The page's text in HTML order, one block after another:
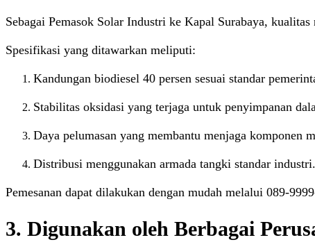
Sebagai Pemasok Solar Industri ke Kapal Surabaya,
Spesifikasi yang ditawarkan meliputi:
Kandungan biodiesel 40 persen sesuai standar
Stabilitas oksidasi yang terjaga untuk penyimpanan
Daya pelumasan yang membantu menjaga komponen
Distribusi menggunakan armada tangki standar industri.
Pemesanan dapat dilakukan dengan mudah melalui 089-
3. Digunakan oleh Berbagai